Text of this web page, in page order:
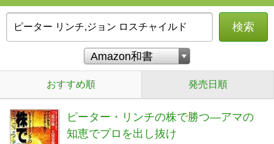
検索
おすすめ順 発売日順
ピーター・リンチの株で勝つ―アマの
知恵でプロを出し抜け